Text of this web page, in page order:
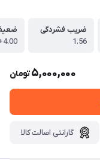
ضریب فشردگی
1.56
4.00+ الی 4.00-
5,000,000تومان
گارانتی اصالت کالا